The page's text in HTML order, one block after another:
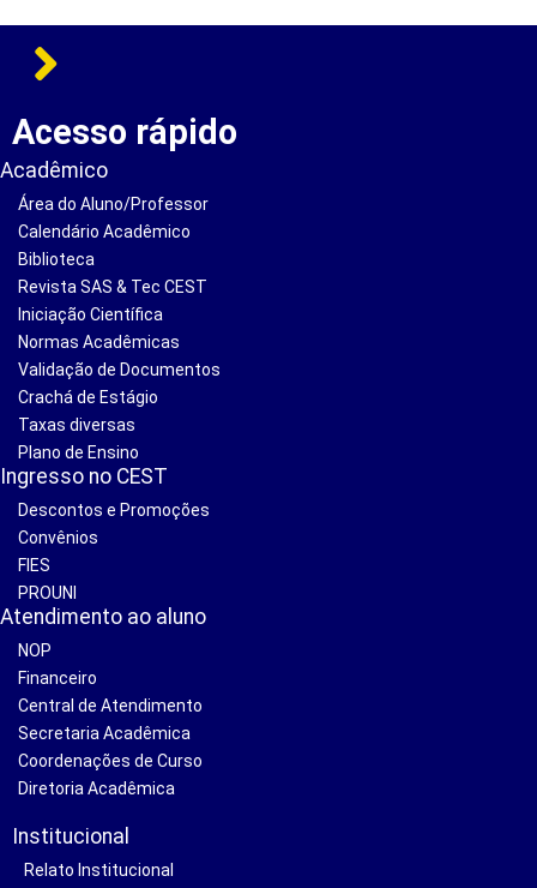
Acesso rápido
Acadêmico
Área do Aluno/Professor
Calendário Acadêmico
Biblioteca
Revista SAS & Tec CEST
Iniciação Científica
Normas Acadêmicas
Validação de Documentos
Crachá de Estágio
Taxas diversas
Plano de Ensino
Ingresso no CEST
Descontos e Promoções
Convênios
FIES
PROUNI
Atendimento ao aluno
NOP
Financeiro
Central de Atendimento
Secretaria Acadêmica
Coordenações de Curso
Diretoria Acadêmica
Institucional
Relato Institucional